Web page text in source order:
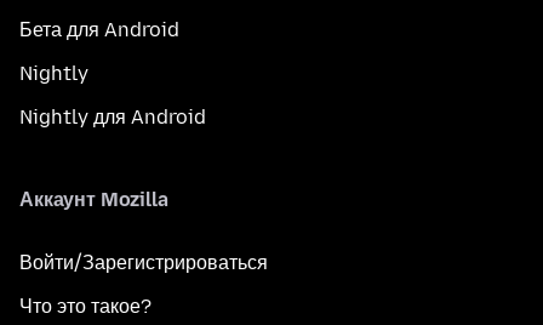
Бета для Android
Nightly
Nightly для Android
Аккаунт Mozilla
Войти/Зарегистрироваться
Что это такое?